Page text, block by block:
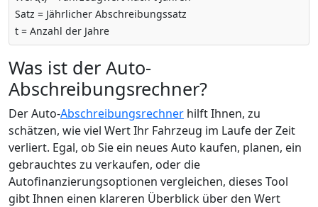
Satz = Jährlicher Abschreibungssatz
t = Anzahl der Jahre
Was ist der Auto-
Abschreibungsrechner?
Der Auto-Abschreibungsrechner hilft Ihnen, zu
schätzen, wie viel Wert Ihr Fahrzeug im Laufe der Zeit
verliert. Egal, ob Sie ein neues Auto kaufen, planen, ein
gebrauchtes zu verkaufen, oder die
Autofinanzierungsoptionen vergleichen, dieses Tool
gibt Ihnen einen klareren Überblick über den Wert